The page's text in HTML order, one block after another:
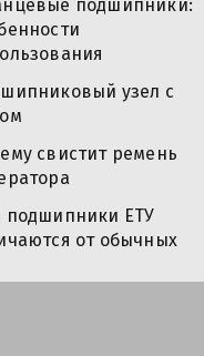
подшипники:
узел с
свистит ремень
подшипники ЕТУ
от обычных